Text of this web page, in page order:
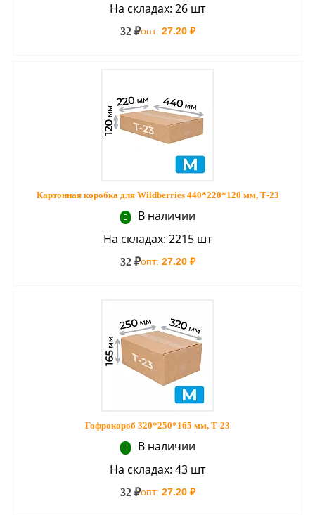
На складах: 26 шт
32 ₽опт: 27.20 ₽
Картонная коробка для Wildberries 440*220*120 мм, Т-23
В наличии
На складах: 2215 шт
32 ₽опт: 27.20 ₽
Гофрокороб 320*250*165 мм, Т-23
В наличии
На складах: 43 шт
32 ₽опт: 27.20 ₽